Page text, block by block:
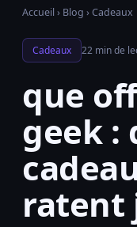
Accueil › Blog ›Cadeaux
Cadeaux 22 min de
que
geek :
ratent